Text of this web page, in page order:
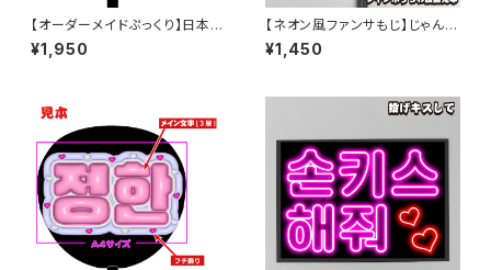
【オーダーメイドぷっくり】日本語
中国語 専用【ボード&うちわ文
字】
¥1,950
【ネオン風ファンサもじ】じゃんけ
んしよ【プリントうちわ文字】即納
¥1,450